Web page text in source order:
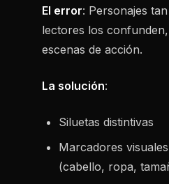
El error: Personajes
lectores los
escenas de acción.
La solución:
Siluetas distintivas
Marcadores
(cabello, ropa,